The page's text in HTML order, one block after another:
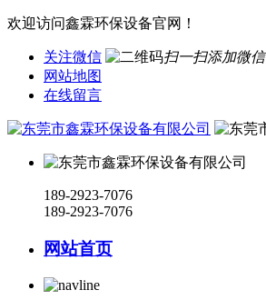
欢迎访问鑫霖环保设备官网！
关注微信
扫一扫添加微信
网站地图
在线留言
189-2923-7076
189-2923-7076
网站首页